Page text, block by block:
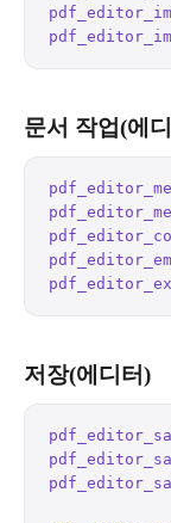
문서 작업(에
저장(에디터)